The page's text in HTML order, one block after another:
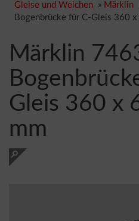
Gleise und Weichen » Märklin
Bogenbrücke für C-Gleis 360
Märklin
Gleis 360 x
mm